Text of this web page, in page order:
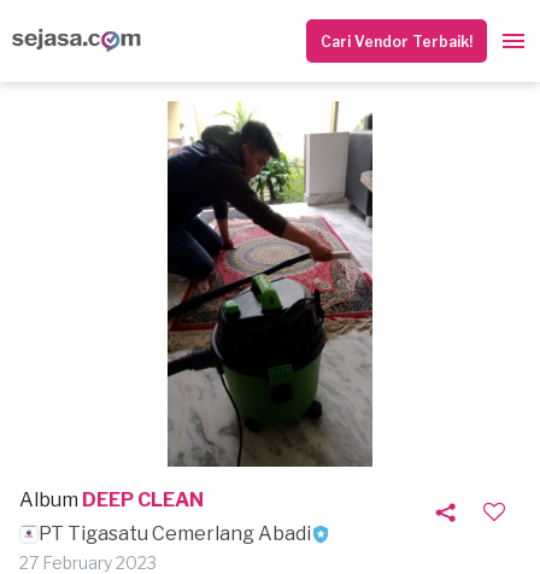
Cari Vendor Terbaik!
Album DEEP CLEAN
PT Tigasatu Cemerlang Abadi
27 February 2023